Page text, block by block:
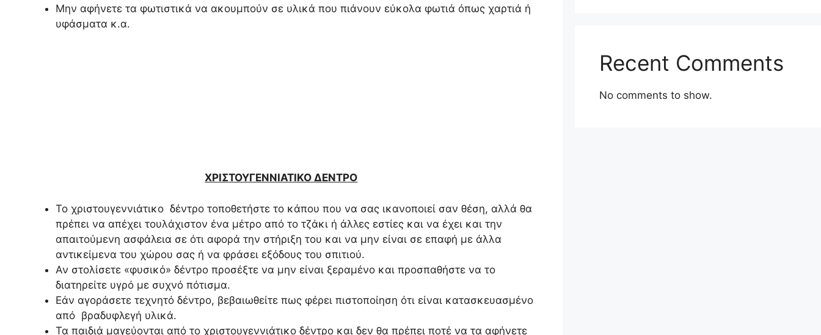
Μην αφήνετε τα φωτιστικά να ακουμπούν σε υλικά που πιάνουν εύκολα φωτιά όπως χαρτιά ή
υφάσματα κ.α.
ΧΡΙΣΤΟΥΓΕΝΝΙΑΤΙΚΟ ΔΕΝΤΡΟ
Το χριστουγεννιάτικο δέντρο τοποθετήστε το κάπου που να σας ικανοποιεί σαν θέση, αλλά θα
πρέπει να απέχει τουλάχιστον ένα μέτρο από το τζάκι ή άλλες εστίες και να έχει και την
απαιτούμενη ασφάλεια σε ότι αφορά την στήριξη του και να μην είναι σε επαφή με άλλα
αντικείμενα του χώρου σας ή να φράσει εξόδους του σπιτιού.
Αν στολίσετε «φυσικό» δέντρο προσέξτε να μην είναι ξεραμένο και προσπαθήστε να το
διατηρείτε υγρό με συχνό πότισμα.
Εάν αγοράσετε τεχνητό δέντρο, βεβαιωθείτε πως φέρει πιστοποίηση ότι είναι κατασκευασμένο
από βραδυφλεγή υλικά.
Τα παιδιά μαγεύονται από το χριστουγεννιάτικο δέντρο και δεν θα πρέπει ποτέ να τα αφήνετε
Recent Comments
No comments to show.